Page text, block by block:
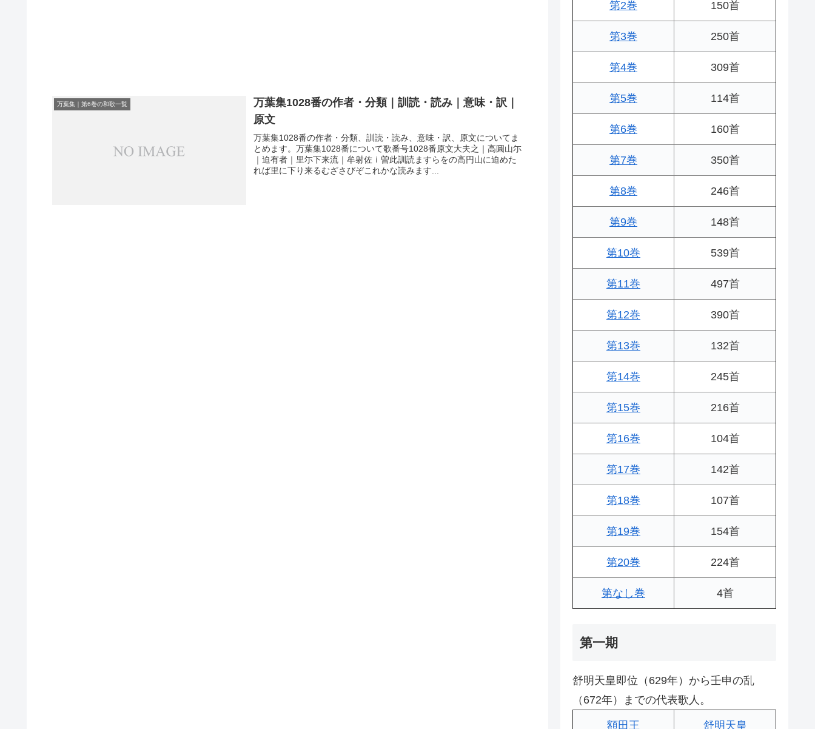
万葉集｜第6巻の和歌一覧
万葉集1028番の作者・分類｜訓読・読み｜意味・訳｜
原文
万葉集1028番の作者・分類、訓読・読み、意味・訳、原文についてま
とめます。万葉集1028番について歌番号1028番原文大夫之｜高圓山尓
｜迫有者｜里尓下来流｜牟射佐ｉ曽此訓読ますらをの高円山に迫めた
れば里に下り来るむざさびぞこれかな読みます...
第2巻 150首
第3巻 250首
第4巻 309首
第5巻 114首
第6巻 160首
第7巻 350首
第8巻 246首
第9巻 148首
第10巻 539首
第11巻 497首
第12巻 390首
第13巻 132首
第14巻 245首
第15巻 216首
第16巻 104首
第17巻 142首
第18巻 107首
第19巻 154首
第20巻 224首
第なし巻 4首
第一期
舒明天皇即位（629年）から壬申の乱
（672年）までの代表歌人。
額田王 舒明天皇